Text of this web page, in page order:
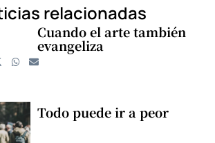
relacionadas
Cuando el arte también
evangeliza
Todo puede ir a peor